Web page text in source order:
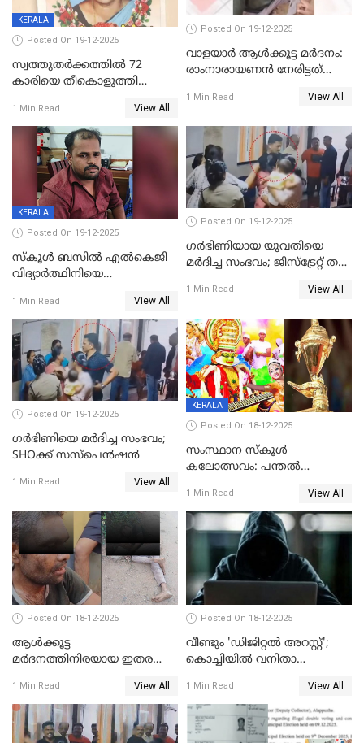
KERALA
Posted On 19-12-2025
സ്വത്തുതര്‍ക്കത്തില്‍ 72
കാരിയെ തീകൊളുത്തി
ക്രൂരകൊലപാതകത്തില്‍
സഹോദരിപുത്രന് ജീവപര്യന്തം
1 Min Read View All
Posted On 19-12-2025
വാളയാർ ആൾക്കൂട്ട മർദനം:
രാംനാരായണൻ നേരിട്ടത്
നാൽപ്പതിലേറെ
റിപ്പോർട്ട്
1 Min Read View All
KERALA
Posted On 19-12-2025
സ്കൂൾ ബസിൽ എൽകെജി
വിദ്യാര്‍ത്ഥിനിയെ
ക്ലീനര്‍ പിടിയിൽ
1 Min Read View All
Posted On 19-12-2025
ഗര്‍ഭിണിയായ യുവതിയെ
മര്‍ദിച്ച സംഭവം; ജിസ്‌ട്രേറ്റ് തല
യുവതി
1 Min Read View All
Posted On 19-12-2025
ഗര്‍ഭിണിയെ മർദിച്ച സംഭവം;
SHOക്ക് സസ്പെൻഷൻ
1 Min Read View All
KERALA
Posted On 18-12-2025
സംസ്ഥാന സ്കൂൾ
കലോത്സവം: പന്തൽ
1 Min Read View All
Posted On 18-12-2025
ആൾക്കൂട്ട
മർദനത്തിനിരയായ ഇതര
നടുക്കുന്ന സംഭവം
വാളയാറിൽ
1 Min Read View All
Posted On 18-12-2025
വീണ്ടും 'ഡിജിറ്റല്‍ അറസ്റ്റ്';
കൊച്ചിയില്‍ വനിതാ
കോടി രൂപ
1 Min Read View All